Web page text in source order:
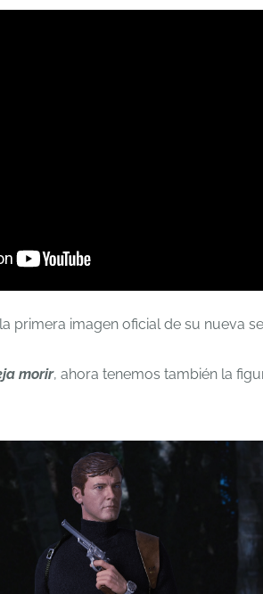
primera imagen oficial de su nueva
morir, ahora tenemos también la